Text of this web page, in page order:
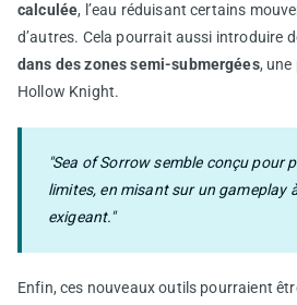
calculée, l’eau réduisant certains
d’autres. Cela pourrait aussi introduire
dans des zones semi-submergées, une
Hollow Knight.
"Sea of Sorrow semble conçu pour
limites, en misant sur un gameplay
exigeant."
Enfin, ces nouveaux outils pourraient